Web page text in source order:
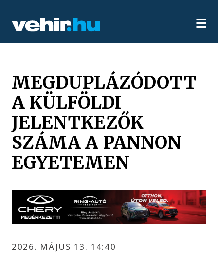
MEGDUPLÁZÓDOTT
A KÜLFÖLDI
JELENTKEZŐK
SZÁMA A PANNON
EGYETEMEN
2026. MÁJUS 13. 14:40